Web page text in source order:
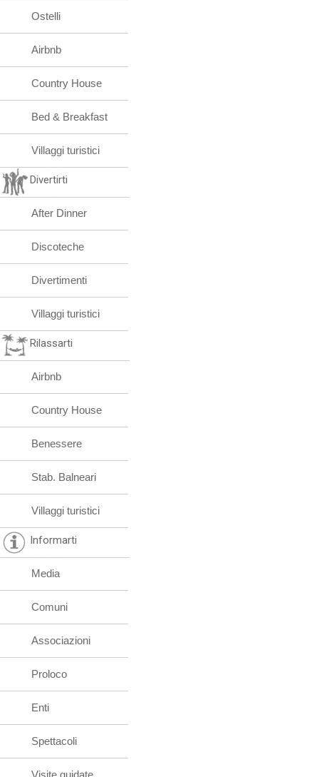
Ostelli
Airbnb
Country House
Bed & Breakfast
Villaggi turistici
Divertirti
After Dinner
Discoteche
Divertimenti
Villaggi turistici
Rilassarti
Airbnb
Country House
Benessere
Stab. Balneari
Villaggi turistici
Informarti
Media
Comuni
Associazioni
Proloco
Enti
Spettacoli
Visite guidate